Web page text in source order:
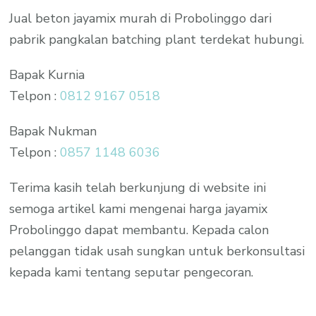
Jual beton jayamix murah di Probolinggo dari
pabrik pangkalan batching plant terdekat hubungi.
Bapak Kurnia
Telpon :0812 9167 0518
Bapak Nukman
Telpon :0857 1148 6036
Terima kasih telah berkunjung di website ini
semoga artikel kami mengenai harga jayamix
Probolinggo dapat membantu. Kepada calon
pelanggan tidak usah sungkan untuk berkonsultasi
kepada kami tentang seputar pengecoran.